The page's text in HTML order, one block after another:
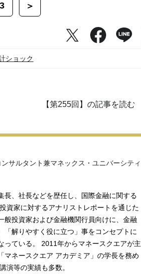
3 ＞
ショック
【第255回】の記事を読む
サルタント兼マネックス・ユニバーシティ
長、社長などを歴任し、国際金融に関する
資家に対するアナリストレポートを通じた
般投資家および金融機関行員向けに、金融
「解りやすく役に立つ」事をコンセプトに
っている。 2011年からマネースクエアが主
マネースクエア アカデミア」の学長を務め
演等の実績も多数。